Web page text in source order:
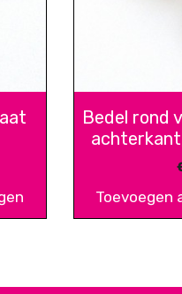
Bedel rond
Toevoegen